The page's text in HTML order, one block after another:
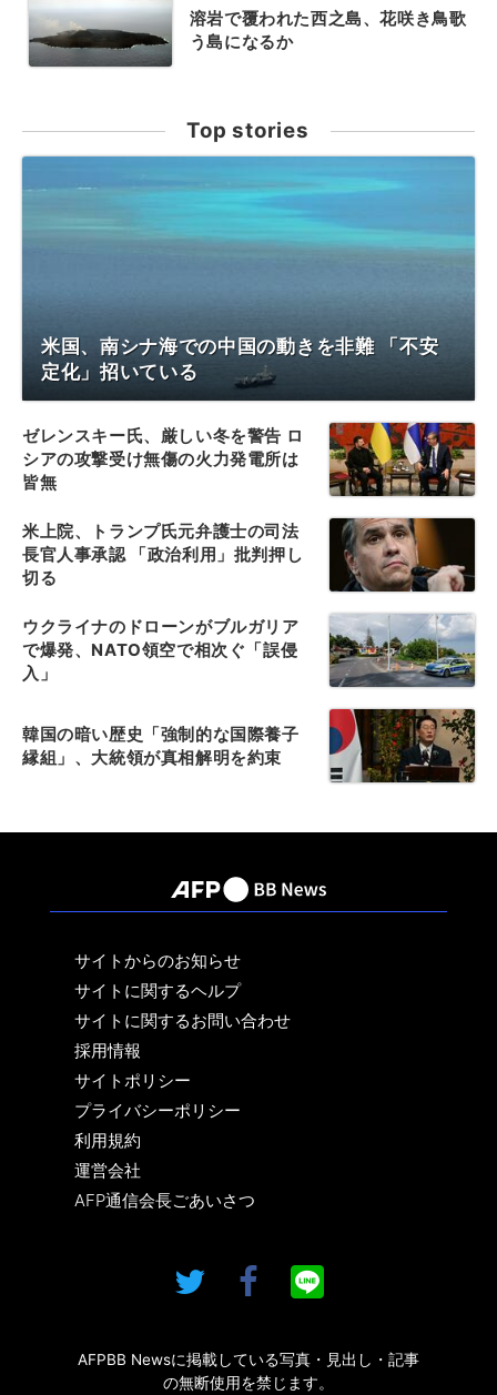
溶岩で覆われた西之島、花咲き鳥歌
う島になるか
Top stories
米国、南シナ海での中国の動きを非難 「不安
定化」招いている
ゼレンスキー氏、厳しい冬を警告 ロ
シアの攻撃受け無傷の火力発電所は
皆無
米上院、トランプ氏元弁護士の司法
長官人事承認 「政治利用」批判押し
切る
ウクライナのドローンがブルガリア
で爆発、NATO領空で相次ぐ「誤侵
入」
韓国の暗い歴史「強制的な国際養子
縁組」、大統領が真相解明を約束
サイトからのお知らせ
サイトに関するヘルプ
サイトに関するお問い合わせ
採用情報
サイトポリシー
プライバシーポリシー
利用規約
運営会社
AFP通信会長ごあいさつ
AFPBB Newsに掲載している写真・見出し・記事
の無断使用を禁じます。